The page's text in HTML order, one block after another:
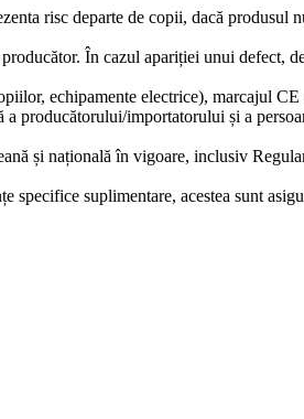
risc departe de copii, dacă produsul
În cazul apariției unui defect,
echipamente electrice), marcajul
producătorului/importatorului și a
și națională în vigoare, inclusiv
suplimentare, acestea sunt